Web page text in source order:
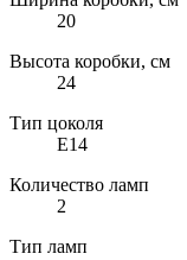
20
Высота коробки, см
24
Тип цоколя
E14
Количество ламп
2
Тип ламп